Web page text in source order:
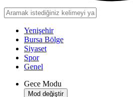
Yenişehir
Bursa Bölge
Siyaset
Spor
Genel
Gece Modu
Mod değiştir